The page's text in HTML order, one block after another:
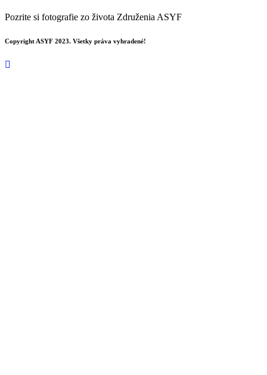
Galéria
Pozrite si fotografie zo života Združenia ASYF
Copyright ASYF 2023. Všetky práva vyhradené!